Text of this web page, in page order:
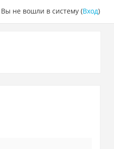
Вы не вошли в систему (Вход)